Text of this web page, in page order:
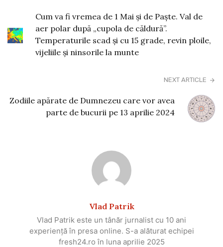
Cum va fi vremea de 1 Mai și de Paște. Val de
aer polar după „cupola de căldură”.
Temperaturile scad şi cu 15 grade, revin ploile,
vijeliile şi ninsorile la munte
NEXT ARTICLE
Zodiile apărate de Dumnezeu care vor avea
parte de bucurii pe 13 aprilie 2024
Vlad Patrik
Vlad Patrik este un tânăr jurnalist cu 10 ani
experiență în presa online. S-a alăturat echipei
fresh24.ro în luna aprilie 2025